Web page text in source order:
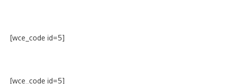
[wce_code id=5]
[wce_code id=5]